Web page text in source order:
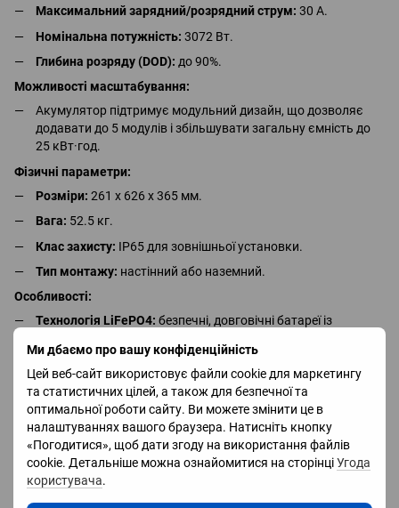
Ми дбаємо про вашу конфіденційність
Цей веб-сайт використовує файли cookie для маркетингу
та статистичних цілей, а також для безпечної та
оптимальної роботи сайту. Ви можете змінити це в
налаштуваннях вашого браузера. Натисніть кнопку
«Погодитися», щоб дати згоду на використання файлів
cookie. Детальніше можна ознайомитися на сторінціУгода
користувача.
Максимальний зарядний/розрядний струм: 30 А.
Номінальна потужність: 3072 Вт.
Глибина розряду (DOD): до 90%.
Можливості масштабування:
Акумулятор підтримує модульний дизайн, що дозволяє
додавати до 5 модулів і збільшувати загальну ємність до
25 кВт·год.
Фізичні параметри:
Розміри: 261 x 626 x 365 мм.
Вага: 52.5 кг.
Клас захисту: IP65 для зовнішньої установки.
Тип монтажу: настінний або наземний.
Особливості:
Технологія LiFePO4: безпечні, довговічні батареї із
необхідність додаткових систем охолодження.
Можливість віддаленого оновлення прошивки:для
зручного управління та підтримки.
Сумісність із сучасними стандартами:підтримка зв’язку
через CAN для інтеграції з інверторами.
Робочі умови: